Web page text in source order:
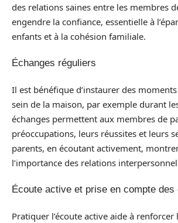
des relations saines entre les membres
engendre la confiance, essentielle à
enfants et à la cohésion familiale.
Échanges réguliers
Il est bénéfique d’instaurer des
sein de la maison, par exemple durant
échanges permettent aux membres de
préoccupations, leurs réussites et leurs
parents, en écoutant activement,
l’importance des relations
Écoute active et prise en compte des
Pratiquer l’écoute active aide à